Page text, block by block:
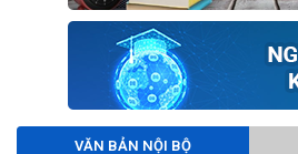
VĂN BẢN NỘI BỘ